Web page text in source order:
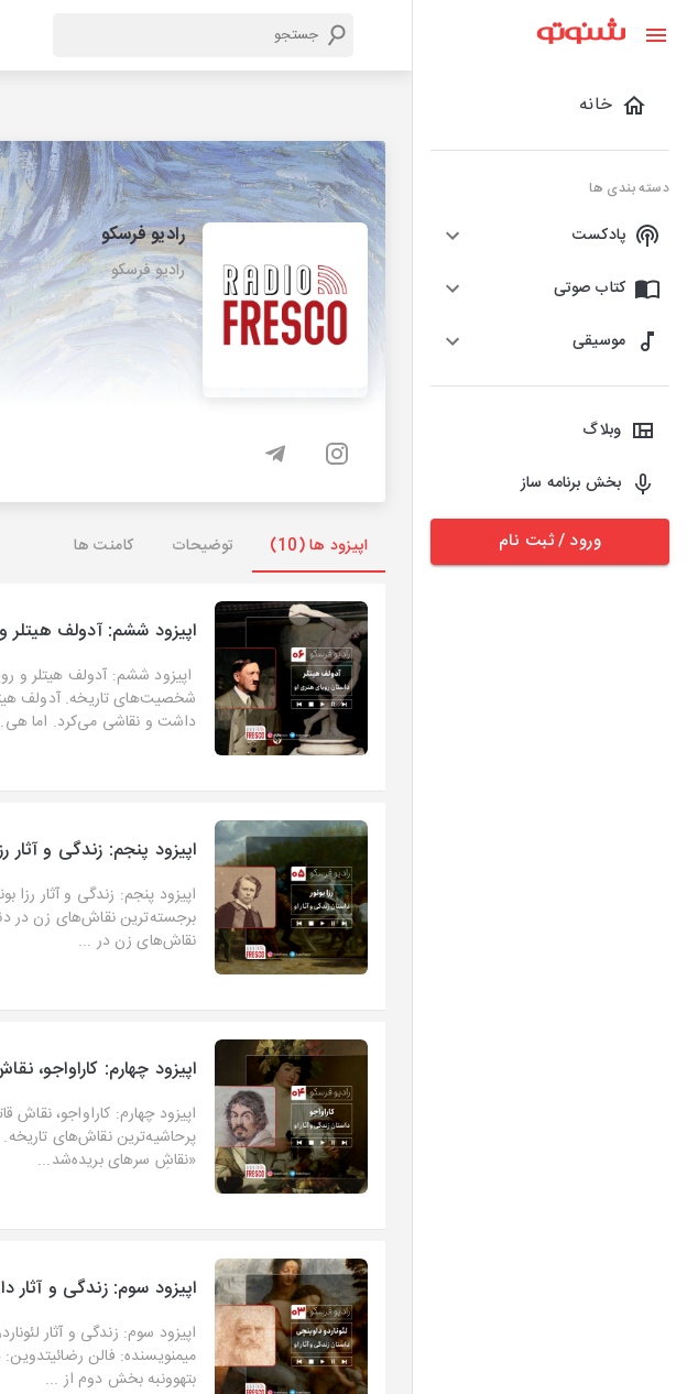
خانه
دسته بندی ها
پادکست
کتاب صوتی
موسیقی
وبلاگ
بخش برنامه ساز
ورود / ثبت نام
رادیو فرسکو
رادیو فرسکو
اپیزود ها (10) توضیحات کامنت ها
اپیزود ششم: آدولف هیتلر
اپیزود ششم: آدولف هیتلر و
داشت و نقاشی می‌کرد. اما
اپیزود پنجم: زندگی و آثار
اپیزود پنجم: زندگی و آثار رزا
برجسته‌ترین نقاش‌های زن در
نقاش‌های زن در ...
اپیزود چهارم: کاراواجو،
اپیزود چهارم: کاراواجو، نقاش
پرحاشیه‌ترین نقاش‌های
«نقاشِ سرهای بریده‌شد...
اپیزود سوم: زندگی و
میمنویسنده: فالن
بتهوونبه بخش دوم از ...